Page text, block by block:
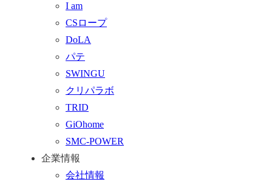
I am
CSロープ
DoLA
パテ
SWINGU
クリパラボ
TRID
GiOhome
SMC-POWER
企業情報
会社情報